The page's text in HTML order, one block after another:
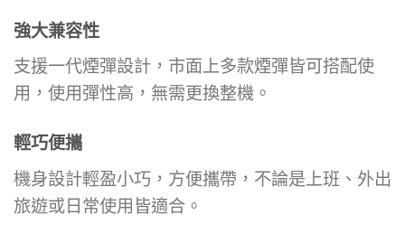
強大兼容性
支援一代煙彈設計，市面上多款煙彈皆可搭配使
用，使用彈性高，無需更換整機。
輕巧便攜
機身設計輕盈小巧，方便攜帶，不論是上班、外出
旅遊或日常使用皆適合。